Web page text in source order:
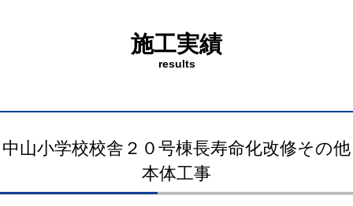
施工実績
results
中山小学校校舎２０号棟長寿命化改修その他
本体工事